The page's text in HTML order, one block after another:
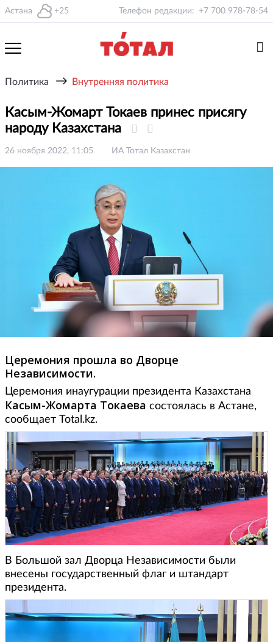
Астана +25 Телефон редакции: +7 700 978-78-54
Политика → Внутренняя политика
Касым-Жомарт Токаев принес присягу
народу Казахстана
26 ноября 2022, 11:05 ИА Тотал Казахстан
Церемония прошла во Дворце
Независимости.
Церемония инаугурации президента Казахстана
Касым-Жомарта Токаева состоялась в Астане,
сообщает Total.kz.
В Большой зал Дворца Независимости были
внесены государственный флаг и штандарт
президента.